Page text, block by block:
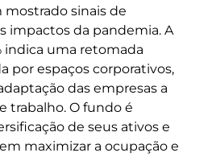
sinais de
impactos da pandemia. A
indica uma retomada
por espaços corporativos,
das empresas a
trabalho. O fundo é
de seus ativos e
maximizar a ocupação e